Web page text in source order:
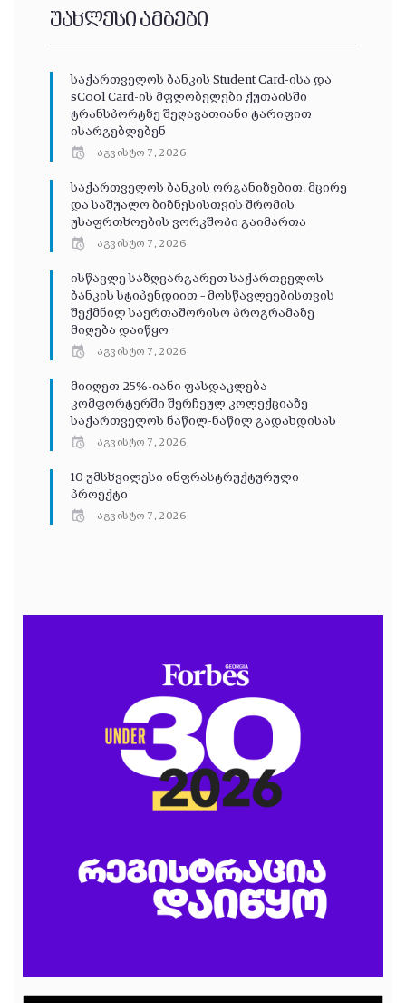
უახლესი ამბები
საქართველოს ბანკის Student Card-ისა და
sCool Card-ის მფლობელები ქუთაისში
ტრანსპორტზე შეღავათიანი ტარიფით
ისარგებლებენ
აგვისტო 7, 2026
საქართველოს ბანკის ორგანიზებით, მცირე
და საშუალო ბიზნესისთვის შრომის
უსაფრთხოების ვორკშოპი გაიმართა
აგვისტო 7, 2026
ისწავლე საზღვარგარეთ საქართველოს
ბანკის სტიპენდიით – მოსწავლეებისთვის
შექმნილ საერთაშორისო პროგრამაზე
მიღება დაიწყო
აგვისტო 7, 2026
მიიღეთ 25%-იანი ფასდაკლება
კომფორტერში შერჩეულ კოლექციაზე
საქართველოს ნაწილ-ნაწილ გადახდისას
აგვისტო 7, 2026
10 უმსხვილესი ინფრასტრუქტურული
პროექტი
აგვისტო 7, 2026